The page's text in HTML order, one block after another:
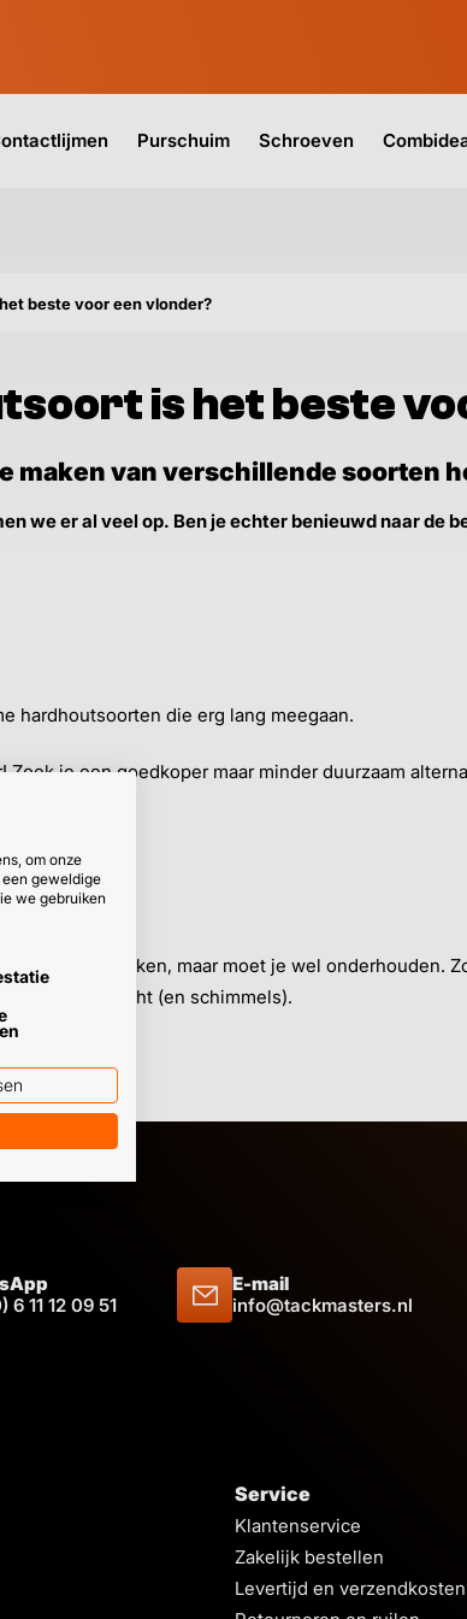
Purschuim Schroeven
beste voor een vlonder?
is het beste
maken van verschillende soorten
we er al veel op. Ben je echter benieuwd naar de
hardhoutsoorten die erg lang meegaan.
Zoek je een goedkoper maar minder duurzaam
te verwerken, maar moet je wel onderhouden.
is tegen vocht (en schimmels).
6 11 12 09 51
E-mail
info@tackmasters.nl
Service
Klantenservice
Zakelijk bestellen
Levertijd en verzendkosten
om onze
geweldige
we gebruiken